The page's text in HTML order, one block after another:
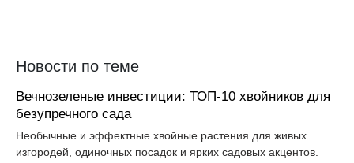
Новости по теме
Вечнозеленые инвестиции: ТОП-10 хвойников для
безупречного сада
Необычные и эффектные хвойные растения для живых
изгородей, одиночных посадок и ярких садовых акцентов.